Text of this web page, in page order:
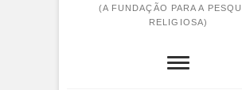
(A FUNDAÇÃO PARA A
RELIGIOSA)